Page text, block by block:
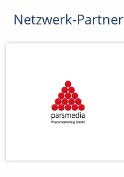
Netzwerk-Partner